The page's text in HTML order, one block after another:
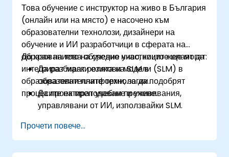
Това обучение с инструктор на живо в България
(онлайн или на място) е насочено към
образователни технолози, дизайнери на
обучение и ИИ разработчици в сферата на
образованието на средно ниво, които желаят да
интегрират малки езикови модели (SLM) в
образователни платформи, за да подобрят
процесите на преподаване и учене.
До края на това обучение участниците ще могат:
Да разбират ролята на SLM в
образователните технологии.
Да проектират учебни преживявания,
управлявани от ИИ, използвайки SLM.
образователни среди.
Да оценяват ефективността на SLM върху
резултатите от обучението.
Прочети повече...